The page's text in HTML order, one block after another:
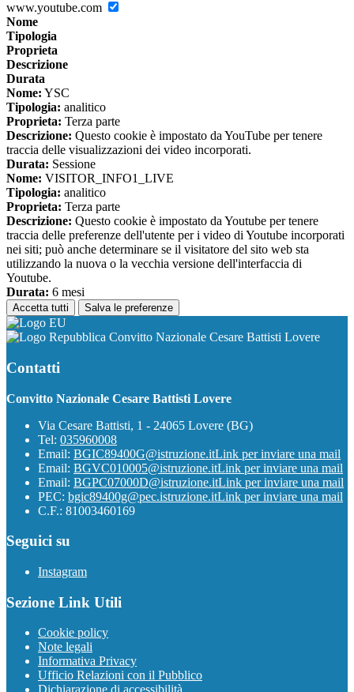
www.youtube.com
Nome
Tipologia
Proprieta
Descrizione
Durata
Nome: YSC
Tipologia: analitico
Proprieta: Terza parte
Descrizione: Questo cookie è impostato da YouTube per tenere
traccia delle visualizzazioni dei video incorporati.
Durata: Sessione
Nome: VISITOR_INFO1_LIVE
Tipologia: analitico
Proprieta: Terza parte
Descrizione: Questo cookie è impostato da Youtube per tenere
traccia delle preferenze dell'utente per i video di Youtube incorporati
nei siti; può anche determinare se il visitatore del sito web sta
utilizzando la nuova o la vecchia versione dell'interfaccia di
Youtube.
Durata: 6 mesi
Accetta tutti Salva le preferenze
Convitto Nazionale Cesare Battisti Lovere
Contatti
Convitto Nazionale Cesare Battisti Lovere
Via Cesare Battisti, 1 - 24065 Lovere (BG)
Tel: 035960008
Email: BGIC89400G@istruzione.itLink per inviare una mail
Email: BGVC010005@istruzione.itLink per inviare una mail
Email: BGPC07000D@istruzione.itLink per inviare una mail
PEC: bgic89400g@pec.istruzione.itLink per inviare una mail
C.F.: 81003460169
Seguici su
Instagram
Sezione Link Utili
Cookie policy
Note legali
Informativa Privacy
Ufficio Relazioni con il Pubblico